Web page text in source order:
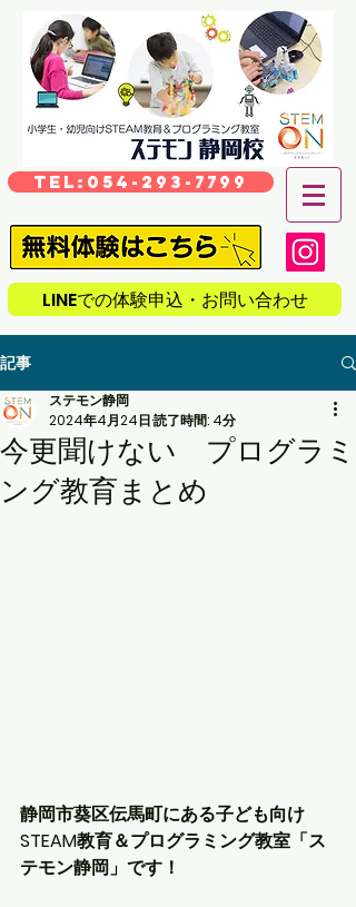
TEL:054-293-7799
LINEでの体験申込・お問い合わせ
記事
今更聞けない プログラミ
ング教育まとめ
ステモン静岡
2024年4月24日読了時間: 4分
静岡市葵区伝馬町にある子ども向け
STEAM教育＆プログラミング教室「ス
テモン静岡」です！